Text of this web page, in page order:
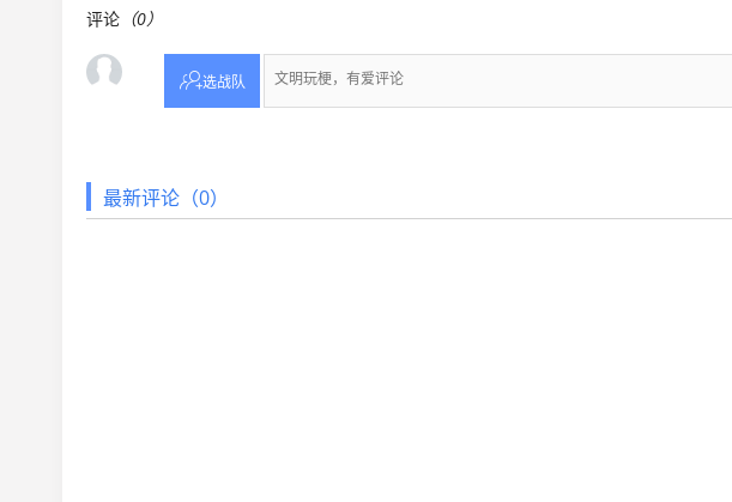
评论 （0）
选战队
最新评论（0）